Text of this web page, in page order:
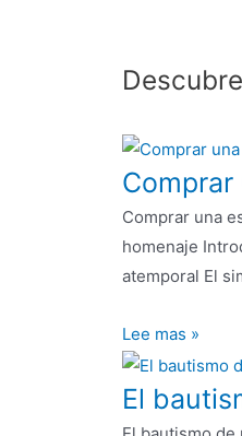
Comprar una
homenaje
atemporal El
Lee mas »
El